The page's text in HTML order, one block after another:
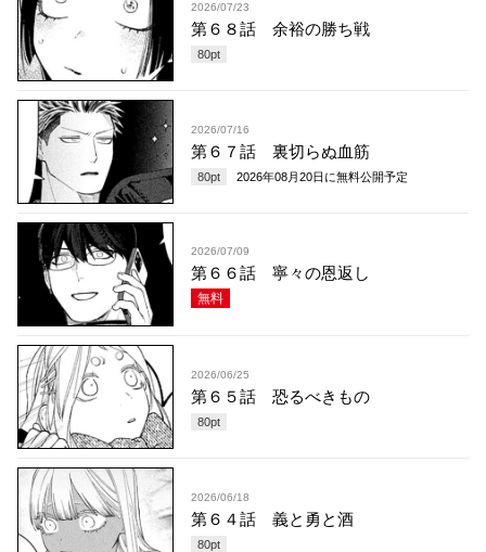
2026/07/23
第６８話 余裕の勝ち戦
80pt
2026/07/16
第６７話 裏切らぬ血筋
80pt 2026年08月20日 に無料公開予定
2026/07/09
第６６話 寧々の恩返し
無料
2026/06/25
第６５話 恐るべきもの
80pt
2026/06/18
第６４話 義と勇と酒
80pt